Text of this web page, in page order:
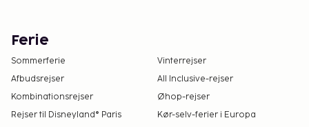
Ferie
Sommerferie
Vinterrejser
Afbudsrejser
All Inclusive-rejser
Kombinationsrejser
Øhop-rejser
Rejser til Disneyland® Paris
Kør-selv-ferier i Europa